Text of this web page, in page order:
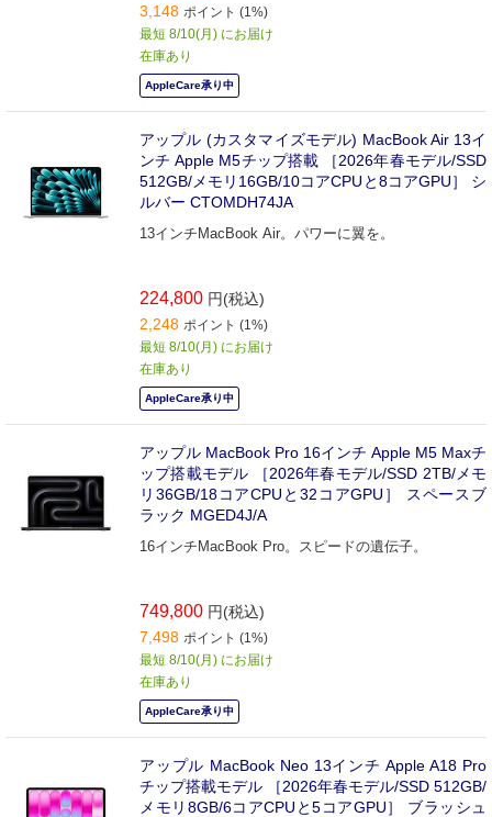
3,148 ポイント (1%)
最短 8/10(月) にお届け
在庫あり
AppleCare承り中
アップル (カスタマイズモデル) MacBook Air 13イ
ンチ Apple M5チップ搭載 ［2026年春モデル/SSD
512GB/メモリ16GB/10コアCPUと8コアGPU］ シ
ルバー CTOMDH74JA
13インチMacBook Air。パワーに翼を。
224,800 円(税込)
2,248 ポイント (1%)
最短 8/10(月) にお届け
在庫あり
AppleCare承り中
アップル MacBook Pro 16インチ Apple M5 Maxチ
ップ搭載モデル ［2026年春モデル/SSD 2TB/メモ
リ36GB/18コアCPUと32コアGPU］ スペースブ
ラック MGED4J/A
16インチMacBook Pro。スピードの遺伝子。
749,800 円(税込)
7,498 ポイント (1%)
最短 8/10(月) にお届け
在庫あり
AppleCare承り中
アップル MacBook Neo 13インチ Apple A18 Pro
チップ搭載モデル ［2026年春モデル/SSD 512GB/
メモリ8GB/6コアCPUと5コアGPU］ ブラッシュ